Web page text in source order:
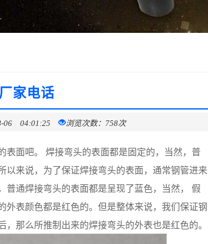
家电话
06 04:01:25 浏览次数：758次
面吧。 焊接弯头的表面都是固定的，当然，普
来说，为了保证焊接弯头的表面，通常钢管进来
通焊接弯头的表面都是呈现了蓝色，当然， 假
表颜色都是红色的。但是整体来说，我们保证钢
那么所推制出来的焊接弯头的外表也是红色的。